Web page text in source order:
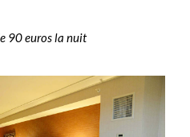
90 euros la nuit